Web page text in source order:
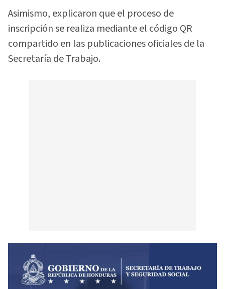
Asimismo, explicaron que el proceso de
inscripción se realiza mediante el código QR
compartido en las publicaciones oficiales de la
Secretaría de Trabajo.